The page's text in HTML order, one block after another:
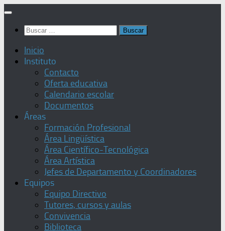
Saltar
contenido
Buscar:
Inicio
Instituto
Contacto
Oferta educativa
Calendario escolar
Documentos
Áreas
Formación Profesional
Área Lingüística
Área Científico-Tecnológica
Área Artística
Jefes de Departamento y Coordinadores
Equipos
Equipo Directivo
Tutores, cursos y aulas
Convivencia
Biblioteca